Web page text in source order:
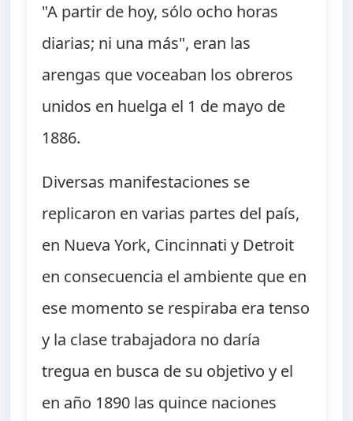
"A partir de hoy, sólo ocho horas
diarias; ni una más", eran las
arengas que voceaban los obreros
unidos en huelga el 1 de mayo de
1886.
Diversas manifestaciones se
replicaron en varias partes del país,
en Nueva York, Cincinnati y Detroit
en consecuencia el ambiente que en
ese momento se respiraba era tenso
y la clase trabajadora no daría
tregua en busca de su objetivo y el
en año 1890 las quince naciones